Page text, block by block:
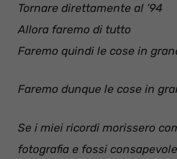
Tornare direttamente al ’94
Allora faremo di tutto
Faremo quindi le cose in
Faremo dunque le cose in
Se i miei ricordi morissero
fotografia e fossi